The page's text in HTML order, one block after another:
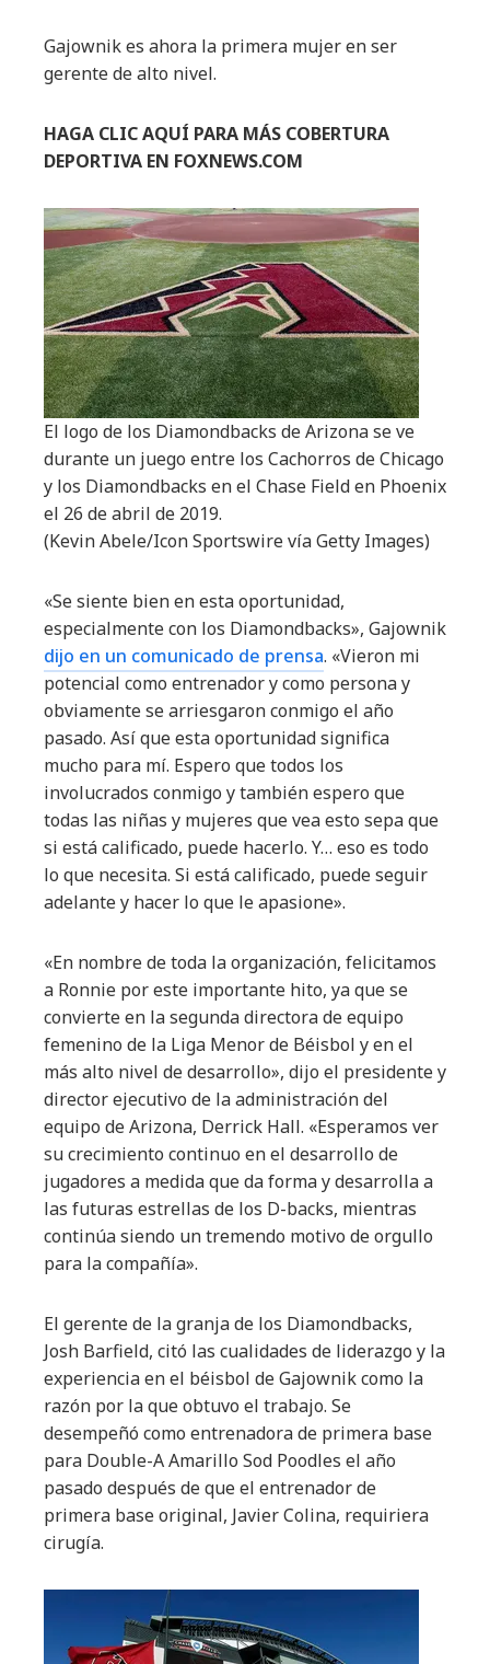
Gajownik es ahora la primera mujer en ser
gerente de alto nivel.
HAGA CLIC AQUÍ PARA MÁS COBERTURA
DEPORTIVA EN FOXNEWS.COM
El logo de los Diamondbacks de Arizona se ve
durante un juego entre los Cachorros de Chicago
y los Diamondbacks en el Chase Field en Phoenix
el 26 de abril de 2019.
(Kevin Abele/Icon Sportswire vía Getty Images)
«Se siente bien en esta oportunidad,
especialmente con los Diamondbacks», Gajownik
dijo en un comunicado de prensa. «Vieron mi
potencial como entrenador y como persona y
obviamente se arriesgaron conmigo el año
pasado. Así que esta oportunidad significa
mucho para mí. Espero que todos los
involucrados conmigo y también espero que
todas las niñas y mujeres que vea esto sepa que
si está calificado, puede hacerlo. Y… eso es todo
lo que necesita. Si está calificado, puede seguir
adelante y hacer lo que le apasione».
«En nombre de toda la organización, felicitamos
a Ronnie por este importante hito, ya que se
convierte en la segunda directora de equipo
femenino de la Liga Menor de Béisbol y en el
más alto nivel de desarrollo», dijo el presidente y
director ejecutivo de la administración del
equipo de Arizona, Derrick Hall. «Esperamos ver
su crecimiento continuo en el desarrollo de
jugadores a medida que da forma y desarrolla a
las futuras estrellas de los D-backs, mientras
continúa siendo un tremendo motivo de orgullo
para la compañía».
El gerente de la granja de los Diamondbacks,
Josh Barfield, citó las cualidades de liderazgo y la
experiencia en el béisbol de Gajownik como la
razón por la que obtuvo el trabajo. Se
desempeñó como entrenadora de primera base
para Double-A Amarillo Sod Poodles el año
pasado después de que el entrenador de
primera base original, Javier Colina, requiriera
cirugía.